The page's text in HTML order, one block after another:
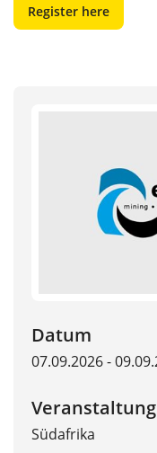
Register here
Datum
07.09.2026 -
Südafrika